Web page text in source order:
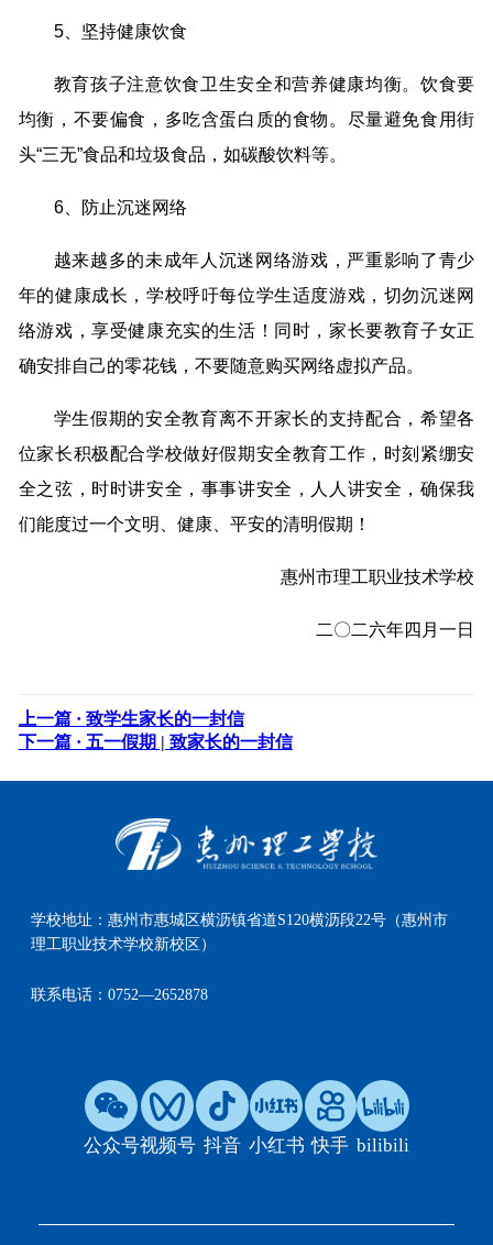
5、坚持健康饮食
教育孩子注意饮食卫生安全和营养健康均衡。饮食要
均衡，不要偏食，多吃含蛋白质的食物。尽量避免食用街
头“三无”食品和垃圾食品，如碳酸饮料等。
6、防止沉迷网络
越来越多的未成年人沉迷网络游戏，严重影响了青少
年的健康成长，学校呼吁每位学生适度游戏，切勿沉迷网
络游戏，享受健康充实的生活！同时，家长要教育子女正
确安排自己的零花钱，不要随意购买网络虚拟产品。
学生假期的安全教育离不开家长的支持配合，希望各
位家长积极配合学校做好假期安全教育工作，时刻紧绷安
全之弦，时时讲安全，事事讲安全，人人讲安全，确保我
们能度过一个文明、健康、平安的清明假期！
惠州市理工职业技术学校
二〇二六年四月一日
上一篇 · 致学生家长的一封信
下一篇 · 五一假期 | 致家长的一封信
学校地址：惠州市惠城区横沥镇省道S120横沥段22号（惠州市
理工职业技术学校新校区）
联系电话：0752—2652878
公众号视频号 抖音 小红书 快手 bilibili